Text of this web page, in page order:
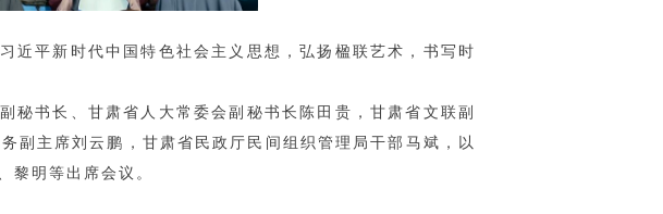
近平新时代中国特色社会主义思想，弘扬楹联艺术，书写时
秘书长、甘肃省人大常委会副秘书长陈田贵，甘肃省文联副
副主席刘云鹏，甘肃省民政厅民间组织管理局干部马斌，以
黎明等出席会议。